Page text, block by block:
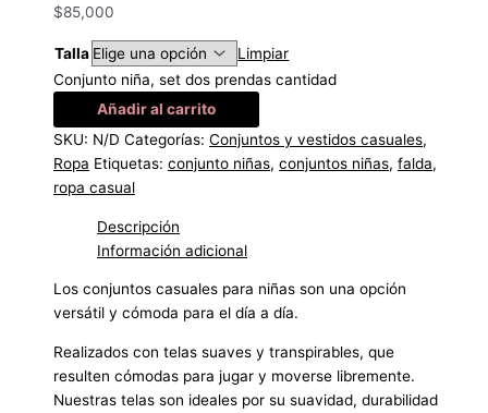
$85,000
Talla
Limpiar
Conjunto niña, set dos prendas cantidad
Añadir al carrito
SKU: N/D Categorías:Conjuntos y vestidos casuales,
Ropa Etiquetas:conjunto niñas,conjuntos niñas,falda,
ropa casual
Descripción
Información adicional
Los conjuntos casuales para niñas son una opción
versátil y cómoda para el día a día.
Realizados con telas suaves y transpirables, que
resulten cómodas para jugar y moverse libremente.
Nuestras telas son ideales por su suavidad, durabilidad